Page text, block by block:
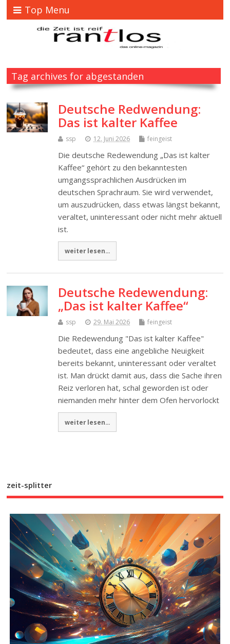
Top Menu
Tag archives for abgestanden
Deutsche Redwendung:
Das ist kalter Kaffee
ssp 12. Juni 2026 feingeist
Die deutsche Redewendung „Das ist kalter
Kaffee“ gehört zu den bekanntesten
umgangssprachlichen Ausdrücken im
deutschen Sprachraum. Sie wird verwendet,
um auszudrücken, dass etwas längst bekannt,
veraltet, uninteressant oder nicht mehr aktuell
ist.
weiter lesen...
Deutsche Redewendung:
„Das ist kalter Kaffee“
ssp 29. Mai 2026 feingeist
Die Redewendung "Das ist kalter Kaffee"
bedeutet, dass eine angebliche Neuigkeit
bereits bekannt, uninteressant oder veraltet
ist. Man drückt damit aus, dass die Sache ihren
Reiz verloren hat, schal geworden ist oder
niemanden mehr hinter dem Ofen hervorlockt
weiter lesen...
zeit-splitter